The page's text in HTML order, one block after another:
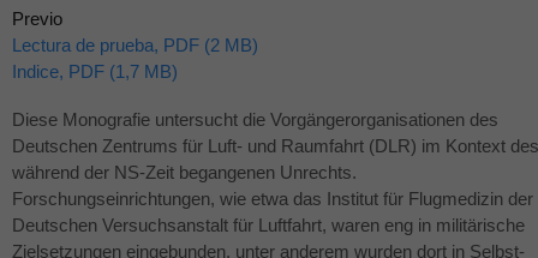
Previo
Lectura de prueba, PDF (2 MB)
Indice, PDF (1,7 MB)
Diese Monografie untersucht die Vorgängerorganisationen des
Deutschen Zentrums für Luft- und Raumfahrt (DLR) im Kontext des
während der NS-Zeit begangenen Unrechts.
Forschungseinrichtungen, wie etwa das Institut für Flugmedizin der
Deutschen Versuchsanstalt für Luftfahrt, waren eng in militärische
Zielsetzungen eingebunden, unter anderem wurden dort in Selbst-